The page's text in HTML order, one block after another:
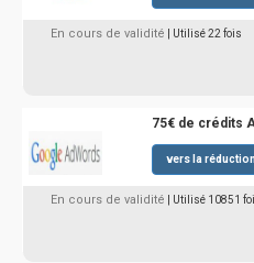
En cours de validité | Utilisé 22 fois
75€ de crédits
vers la réduction
En cours de validité | Utilisé 10851